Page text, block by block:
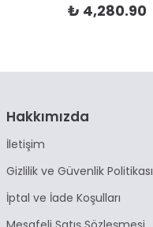
₺ 4,280.90
Hakkımızda
İletişim
Gizlilik ve Güvenlik Politikası
İptal ve İade Koşulları